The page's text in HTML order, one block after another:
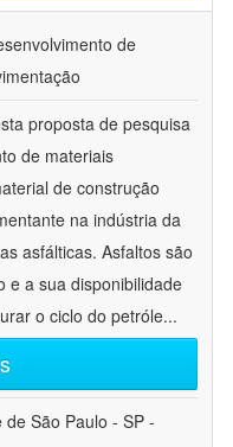
de
proposta de pesquisa
de materiais
de construção
na indústria da
asfálticas. Asfaltos são
e a sua disponibilidade
o ciclo do petróle...
de São Paulo - SP -